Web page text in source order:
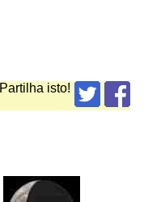
Partilha isto!